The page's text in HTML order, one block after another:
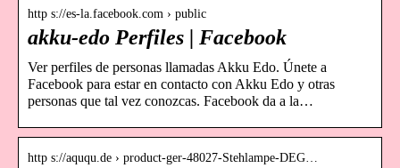
http s://es-la.facebook.com › public
akku-edo Perfiles | Facebook
Ver perfiles de personas llamadas Akku Edo. Únete a
Facebook para estar en contacto con Akku Edo y otras
personas que tal vez conozcas. Facebook da a la…
http s://aququ.de › product-ger-48027-Stehlampe-DEG…